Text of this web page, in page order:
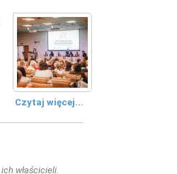
Czytaj więcej...
właścicieli.